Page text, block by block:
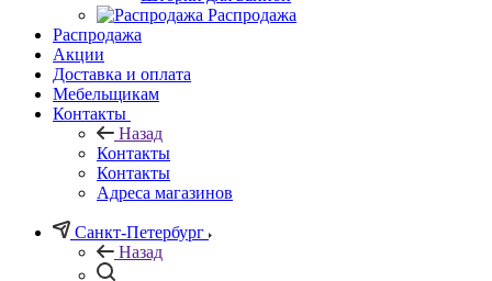
Распродажа
Распродажа
Акции
Доставка и оплата
Мебельщикам
Контакты
Назад
Контакты
Контакты
Адреса магазинов
Санкт-Петербург
Назад